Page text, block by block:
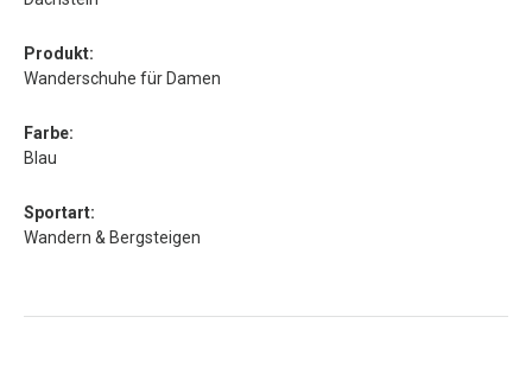
Produkt:
Wanderschuhe für Damen
Farbe:
Blau
Sportart:
Wandern & Bergsteigen